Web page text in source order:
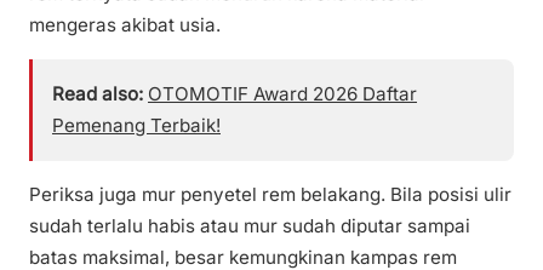
mengeras akibat usia.
Read also: OTOMOTIF Award 2026 Daftar
Pemenang Terbaik!
Periksa juga mur penyetel rem belakang. Bila posisi ulir
sudah terlalu habis atau mur sudah diputar sampai
batas maksimal, besar kemungkinan kampas rem